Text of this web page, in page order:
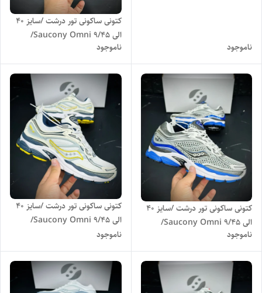
ناموجود
کتونی ساکونی تور درشت /سایز 40
الی 45/Saucony Omni 9/
فروش عمده و تک
ناموجود
کتونی ساکونی تور درشت /سایز 40
الی 45/Saucony Omni 9/
فروش عمده و تک
ناموجود
کتونی ساکونی تور درشت /سایز 40
الی 45/Saucony Omni 9/
فروش عمده و تک
ناموجود